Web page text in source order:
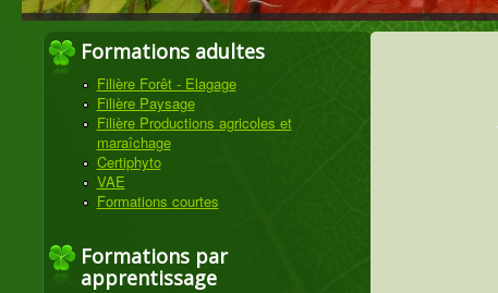
Formations adultes
Filière Forêt - Elagage
Filière Paysage
Filière Productions agricoles et
maraîchage
Certiphyto
VAE
Formations courtes
Formations par
apprentissage